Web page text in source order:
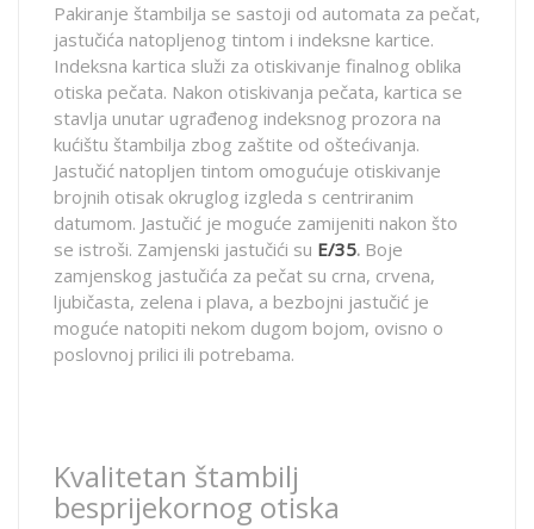
Pakiranje štambilja se sastoji od automata za pečat,
jastučića natopljenog tintom i indeksne kartice.
Indeksna kartica služi za otiskivanje finalnog oblika
otiska pečata. Nakon otiskivanja pečata, kartica se
stavlja unutar ugrađenog indeksnog prozora na
kućištu štambilja zbog zaštite od oštećivanja.
Jastučić natopljen tintom omogućuje otiskivanje
brojnih otisak okruglog izgleda s centriranim
datumom. Jastučić je moguće zamijeniti nakon što
se istroši. Zamjenski jastučići su E/35. Boje
zamjenskog jastučića za pečat su crna, crvena,
ljubičasta, zelena i plava, a bezbojni jastučić je
moguće natopiti nekom dugom bojom, ovisno o
poslovnoj prilici ili potrebama.
Kvalitetan štambilj
besprijekornog otiska